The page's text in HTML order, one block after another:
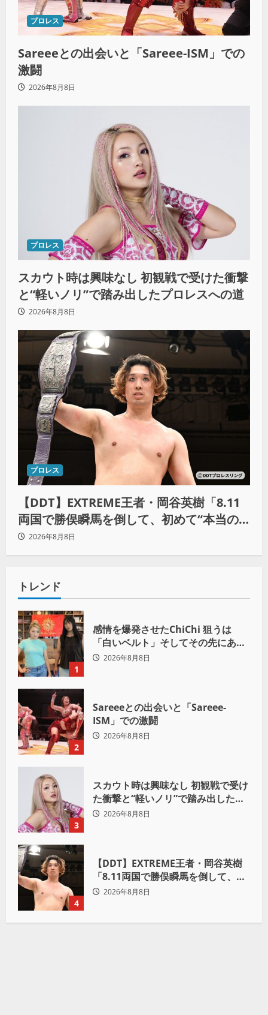
プロレス
Sareeeとの出会いと「Sareee-ISM」での
激闘
2026年8月8日
プロレス
スカウト時は興味なし 初観戦で受けた衝撃
と“軽いノリ”で踏み出したプロレスへの道
2026年8月8日
プロレス
【DDT】EXTREME王者・岡谷英樹「8.11
両国で勝俣瞬馬を倒して、初めて“本当の
王者”になれる」
2026年8月8日
トレンド
1
感情を爆発させたChiChi 狙うは
「白いベルト」そしてその先にある
世界へ
2026年8月8日
2
Sareeeとの出会いと「Sareee-
ISM」での激闘
2026年8月8日
3
スカウト時は興味なし 初観戦で受け
た衝撃と“軽いノリ”で踏み出したプ
ロレスへの道
2026年8月8日
4
【DDT】EXTREME王者・岡谷英樹
「8.11両国で勝俣瞬馬を倒して、初
めて“本当の王者”になれる」
2026年8月8日